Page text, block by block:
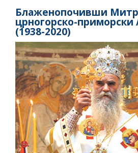
Блаженопочивши
црногорско-приморски
(1938-2020)